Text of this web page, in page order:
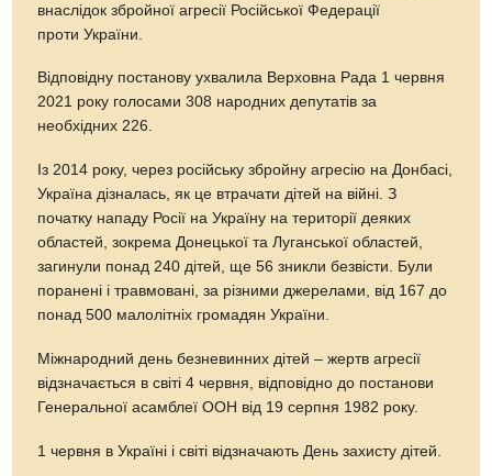
внаслідок збройної агресії Російської Федерації
проти України.
Відповідну постанову ухвалила Верховна Рада 1 червня
2021 року голосами 308 народних депутатів за
необхідних 226.
Із 2014 року, через російську збройну агресію на Донбасі,
Україна дізналась, як це втрачати дітей на війні. З
початку нападу Росії на Україну на території деяких
областей, зокрема Донецької та Луганської областей,
загинули понад 240 дітей, ще 56 зникли безвісти. Були
поранені і травмовані, за різними джерелами, від 167 до
понад 500 малолітніх громадян України.
Міжнародний день безневинних дітей – жертв агресії
відзначається в світі 4 червня, відповідно до постанови
Генеральної асамблеї ООН від 19 серпня 1982 року.
1 червня в Україні і світі відзначають День захисту дітей.